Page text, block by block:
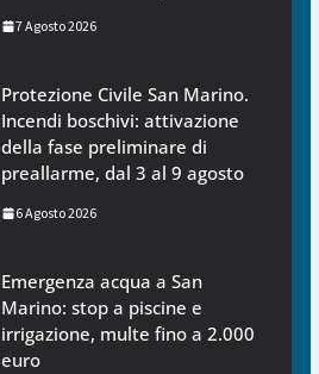
7 Agosto 2026
Protezione Civile San Marino.
Incendi boschivi: attivazione
della fase preliminare di
preallarme, dal 3 al 9 agosto
6 Agosto 2026
Emergenza acqua a San
Marino: stop a piscine e
irrigazione, multe fino a 2.000
euro